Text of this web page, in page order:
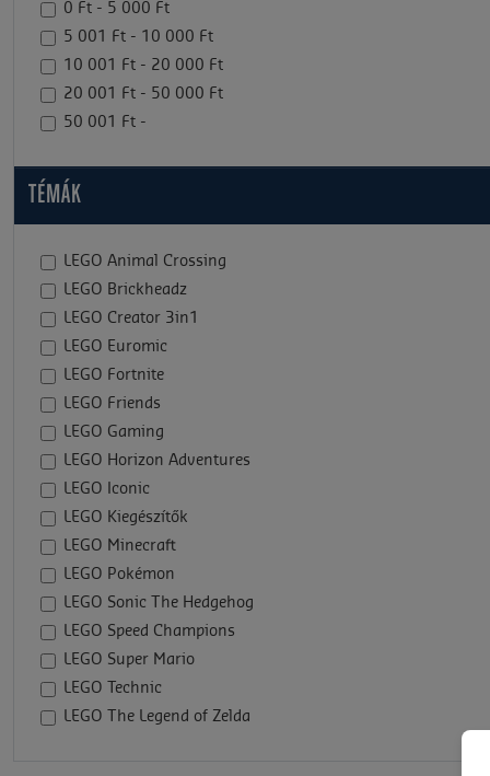
0 Ft - 5 000 Ft
5 001 Ft - 10 000 Ft
10 001 Ft - 20 000 Ft
20 001 Ft - 50 000 Ft
50 001 Ft -
TÉMÁK
LEGO Animal Crossing
LEGO Brickheadz
LEGO Creator 3in1
LEGO Euromic
LEGO Fortnite
LEGO Friends
LEGO Gaming
LEGO Horizon Adventures
LEGO Iconic
LEGO Kiegészítők
LEGO Minecraft
LEGO Pokémon
LEGO Sonic The Hedgehog
LEGO Speed Champions
LEGO Super Mario
LEGO Technic
LEGO The Legend of Zelda